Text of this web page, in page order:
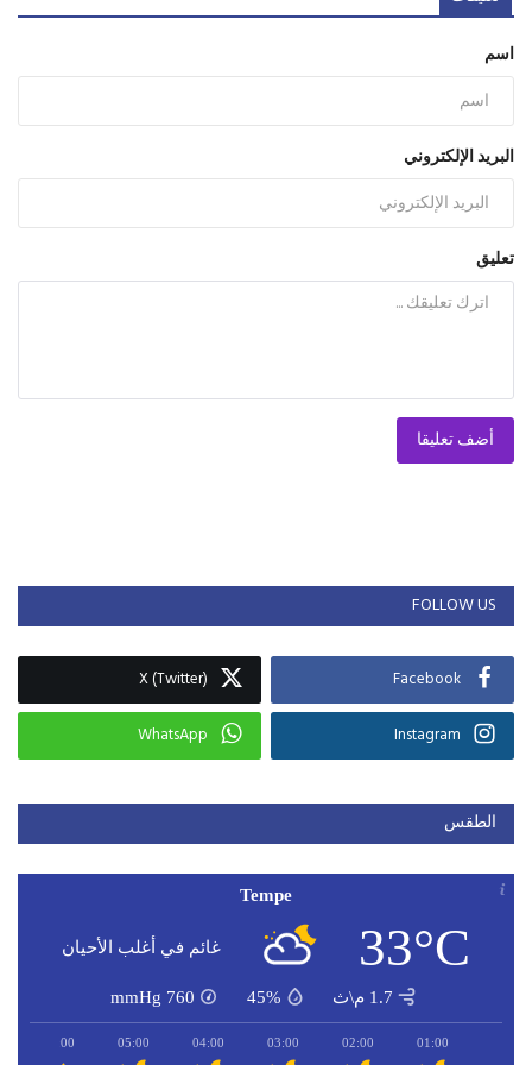
اسم
البريد الإلكتروني
تعليق
أضف تعليقا
FOLLOW US
Facebook
X (Twitter)
Instagram
WhatsApp
الطقس
Tempe
33°C غائم في أغلب الأحيان
1.7 م\ث 45%
760
mmHg
01:00
02:00
03:00
04:00
05:00
06:00